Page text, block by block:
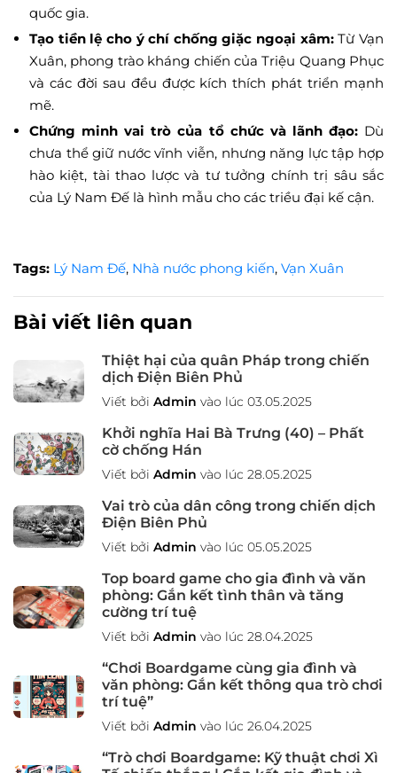
quốc gia.
Tạo tiền lệ cho ý chí chống giặc ngoại xâm:Từ Vạn
Xuân, phong trào kháng chiến của Triệu Quang Phục
và các đời sau đều được kích thích phát triển mạnh
mẽ.
Chứng minh vai trò của tổ chức và lãnh đạo:Dù
chưa thể giữ nước vĩnh viễn, nhưng năng lực tập hợp
hào kiệt, tài thao lược và tư tưởng chính trị sâu sắc
của Lý Nam Đế là hình mẫu cho các triều đại kế cận.
Tags: Lý Nam Đế, Nhà nước phong kiến, Vạn Xuân
Bài viết liên quan
Thiệt hại của quân Pháp trong chiến
dịch Điện Biên Phủ
Viết bởi Admin vào lúc 03.05.2025
Khởi nghĩa Hai Bà Trưng (40) – Phất
cờ chống Hán
Viết bởi Admin vào lúc 28.05.2025
Vai trò của dân công trong chiến dịch
Điện Biên Phủ
Viết bởi Admin vào lúc 05.05.2025
Top board game cho gia đình và văn
phòng: Gắn kết tình thân và tăng
cường trí tuệ
Viết bởi Admin vào lúc 28.04.2025
“Chơi Boardgame cùng gia đình và
văn phòng: Gắn kết thông qua trò chơi
trí tuệ”
Viết bởi Admin vào lúc 26.04.2025
“Trò chơi Boardgame: Kỹ thuật chơi Xì